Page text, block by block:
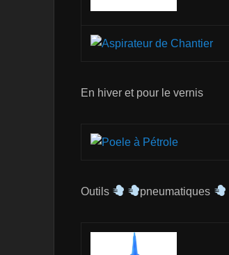
En hiver et pour le vernis
Outils pneumatiques